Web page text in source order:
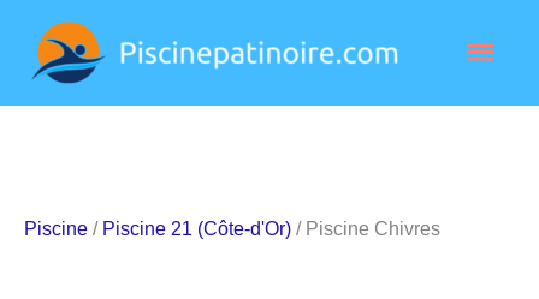
contenu
Piscine / Piscine 21 (Côte-d'Or) / Piscine Chivres